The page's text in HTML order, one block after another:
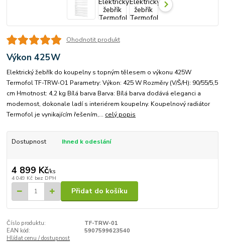
Ohodnotit produkt
Výkon 425W
Elektrický žebřík do koupelny s topným tělesem o výkonu 425W
Termofol TF-TRW-O1 Parametry: Výkon: 425 W Rozměry (V/Š/H): 90/55/5,5
cm Hmotnost: 4,2 kg Bílá barva Barva: Bílá barva dodává eleganci a
modernost, dokonale ladí s interiérem koupelny. Koupelnový radiátor
Termofol je vynikajícím řešením,... celý popis
Dostupnost Ihned k odeslání
4 899 Kč/ks
4 049 Kč bez DPH
Přidat do košíku
Číslo produktu:
TF-TRW-01
EAN kód:
5907599623540
Hlídat cenu / dostupnost